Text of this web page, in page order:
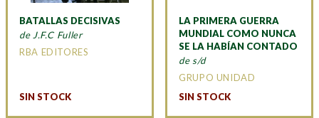
BATALLAS DECISIVAS
de J.F.C Fuller
RBA EDITORES
SIN STOCK
LA PRIMERA GUERRA
MUNDIAL COMO NUNCA
SE LA HABÍAN CONTADO
de s/d
GRUPO UNIDAD
SIN STOCK